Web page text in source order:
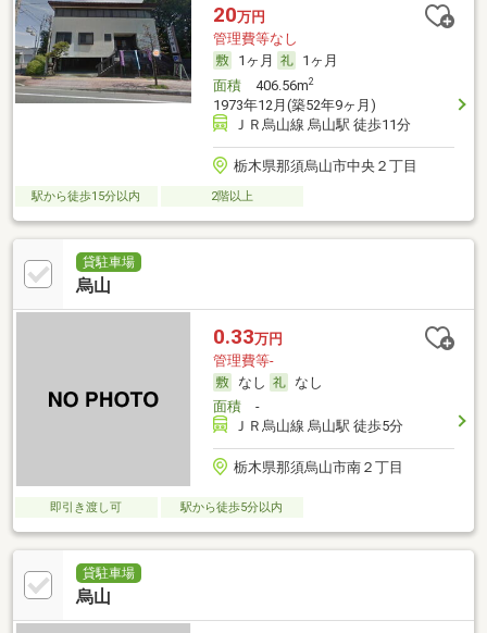
20万円
管理費等なし
1ヶ月
1ヶ月
面積406.56m2
1973年12月(築52年9ヶ月)
ＪＲ烏山線 烏山駅 徒歩11分
栃木県那須烏山市中央２丁目
駅から徒歩15分以内 2階以上
貸駐車場
烏山
0.33万円
管理費等-
なし
なし
面積-
ＪＲ烏山線 烏山駅 徒歩5分
栃木県那須烏山市南２丁目
即引き渡し可 駅から徒歩5分以内
貸駐車場
烏山